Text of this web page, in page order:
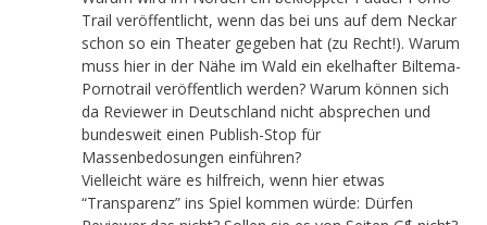
Trail veröffentlicht, wenn das bei uns auf dem Neckar
schon so ein Theater gegeben hat (zu Recht!). Warum
muss hier in der Nähe im Wald ein ekelhafter Biltema-
Pornotrail veröffentlich werden? Warum können sich
da Reviewer in Deutschland nicht absprechen und
bundesweit einen Publish-Stop für
Massenbedosungen einführen?
Vielleicht wäre es hilfreich, wenn hier etwas
“Transparenz” ins Spiel kommen würde: Dürfen